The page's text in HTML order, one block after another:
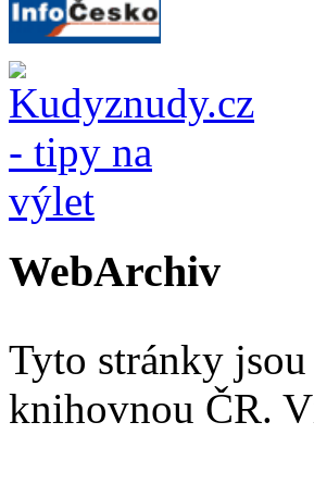
WebArchiv
Tyto stránky
knihovnou ČR.